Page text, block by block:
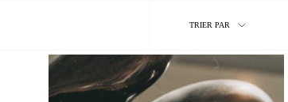
Trier
par
TRIER PAR